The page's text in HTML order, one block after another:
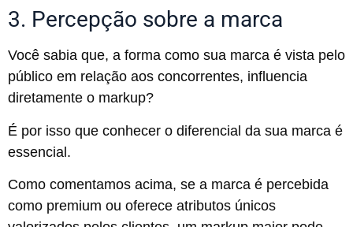
3. Percepção sobre a marca
Você sabia que, a forma como sua marca é vista pelo
público em relação aos concorrentes, influencia
diretamente o markup?
É por isso que conhecer o diferencial da sua marca é
essencial.
Como comentamos acima, se a marca é percebida
como premium ou oferece atributos únicos